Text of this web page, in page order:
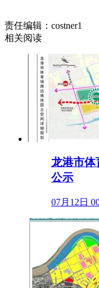
责任编辑：costner1
相关阅读
龙港市体
公示
07月12日